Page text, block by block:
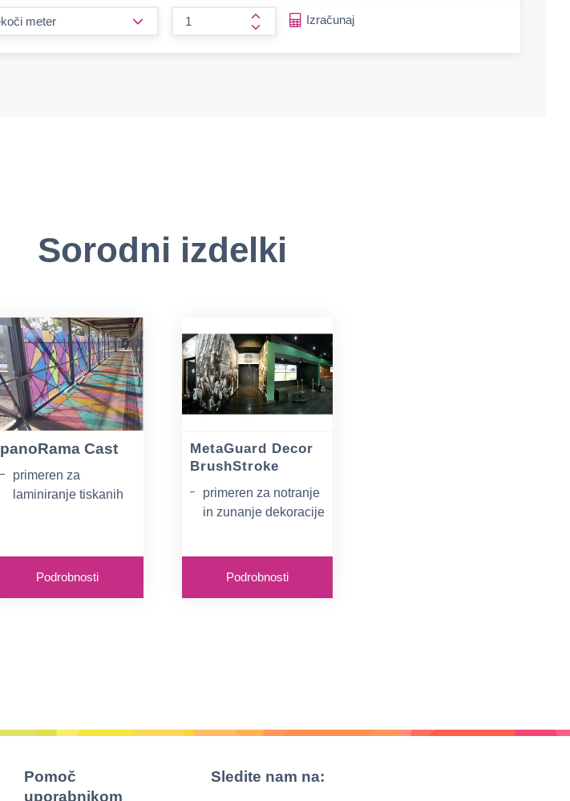
form.increase-amount
Izračunaj
Sorodni izdelki
panoRama Cast
primeren za
laminiranje tiskanih
Latex, UV, Solvent,
Eco-Solvent barvami
in sitotiskom
Podrobnosti
MetaGuard Decor
BrushStroke
primeren za notranje
in zunanje dekoracije
na poteze s čopičem
150 mikronov
Podrobnosti
Pomoč
uporabnikom
Sledite nam na: